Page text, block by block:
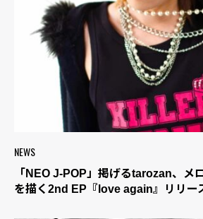
NEWS
「NEO J-POP」掲げるtarozan、メ
を描く2nd EP『love again』リリー